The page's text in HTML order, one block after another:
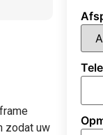
zodat uw